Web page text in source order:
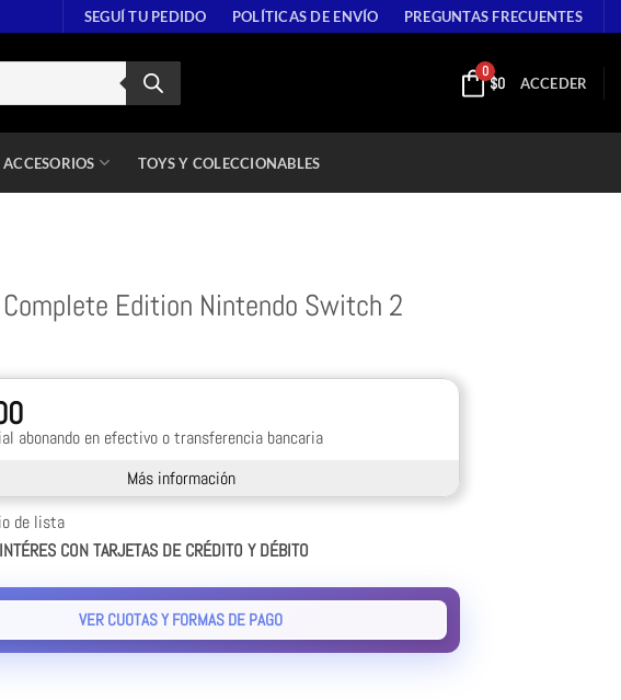
SEGUÍ TU PEDIDO POLÍTICAS DE ENVÍO PREGUNTAS FRECUENTES
0
$0 ACCEDER
TOYS Y COLECCIONABLES
Edition Nintendo Switch 2
abonando en efectivo o transferencia bancaria
Más información
de lista
CON TARJETAS DE CRÉDITO Y DÉBITO
VER CUOTAS Y FORMAS DE PAGO